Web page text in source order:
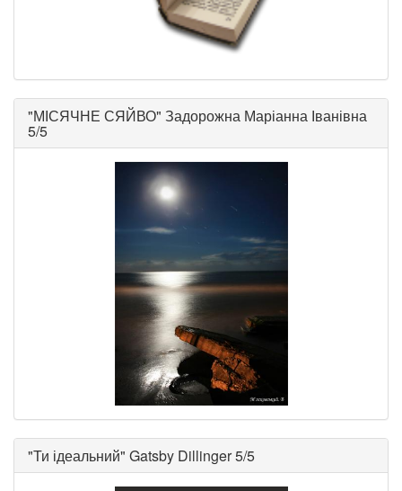
"МІСЯЧНЕ СЯЙВО" Задорожна Маріанна Іванівна
5/5
"Ти ідеальний" Gatsby Dillinger5/5